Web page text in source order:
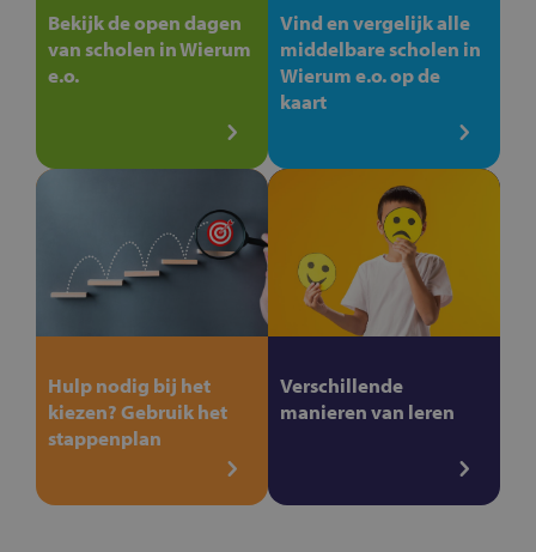
Bekijk de open dagen
van scholen in Wierum
e.o.
Vind en vergelijk alle
middelbare scholen in
Wierum e.o. op de
kaart
Hulp nodig bij het
kiezen? Gebruik het
stappenplan
Verschillende
manieren van leren